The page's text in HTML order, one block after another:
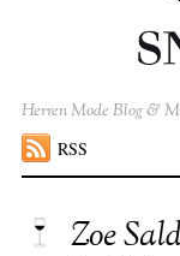
Herren Mode Blog &
RSS
Zoe